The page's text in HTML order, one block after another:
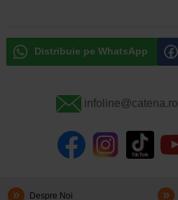
Distribuie pe WhatsApp
infoline@catena.ro
Despre Noi